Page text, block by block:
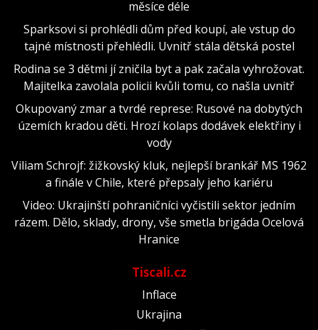
měsíce déle
Sparksovi si prohlédli dům před koupí, ale vstup do
tajné místnosti přehlédli. Uvnitř stála dětská postel
Rodina se 3 dětmi jí zničila byt a pak začala vyhrožovat.
Majitelka zavolala policii kvůli tomu, co našla uvnitř
Okupovaný zmar a tvrdé represe: Rusové na dobytých
územích kradou děti. Hrozí kolaps dodávek elektřiny i
vody
Viliam Schrojf: žižkovský kluk, nejlepší brankář MS 1962
a finále v Chile, které přepsaly jeho kariéru
Video: Ukrajinští pohraničníci vyčistili sektor jedním
rázem. Dělo, sklady, drony, vše smetla brigáda Ocelová
Hranice
Tiscali.cz
Inflace
Ukrajina